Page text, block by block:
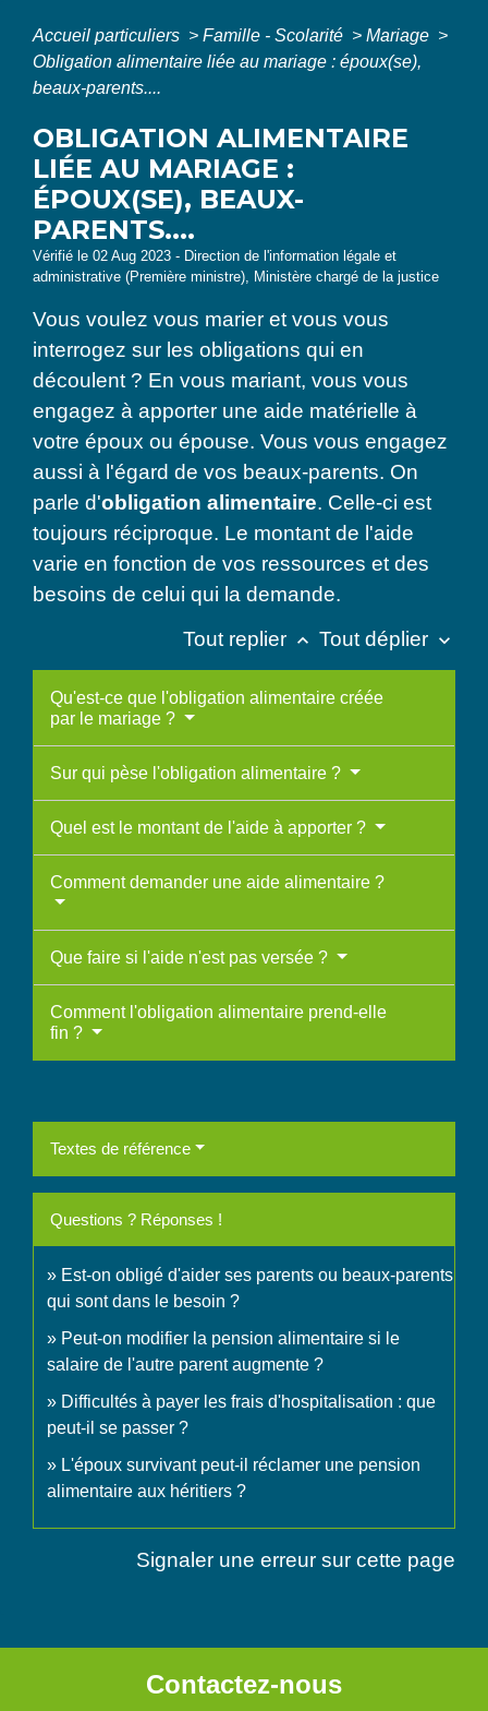
Accueil particuliers > Famille - Scolarité > Mariage >
Obligation alimentaire liée au mariage : époux(se),
beaux-parents....
OBLIGATION ALIMENTAIRE
LIÉE AU MARIAGE :
ÉPOUX(SE), BEAUX-
PARENTS....
Vérifié le 02 Aug 2023 - Direction de l'information légale et
administrative (Première ministre), Ministère chargé de la justice
Vous voulez vous marier et vous vous
interrogez sur les obligations qui en
découlent ? En vous mariant, vous vous
engagez à apporter une aide matérielle à
votre époux ou épouse. Vous vous engagez
aussi à l'égard de vos beaux-parents. On
parle d'obligation alimentaire. Celle-ci est
toujours réciproque. Le montant de l'aide
varie en fonction de vos ressources et des
besoins de celui qui la demande.
Tout replier keyboard_arrow_up Tout déplier keyboard_arrow_down
Qu'est-ce que l'obligation alimentaire créée
par le mariage ?
Sur qui pèse l'obligation alimentaire ?
Quel est le montant de l'aide à apporter ?
Comment demander une aide alimentaire ?
Que faire si l'aide n'est pas versée ?
Comment l'obligation alimentaire prend-elle
fin ?
Textes de référence
Questions ? Réponses !
Est-on obligé d'aider ses parents ou beaux-parents
qui sont dans le besoin ?
Peut-on modifier la pension alimentaire si le
salaire de l'autre parent augmente ?
Difficultés à payer les frais d'hospitalisation : que
peut-il se passer ?
L'époux survivant peut-il réclamer une pension
alimentaire aux héritiers ?
Signaler une erreur sur cette page
Contactez-nous